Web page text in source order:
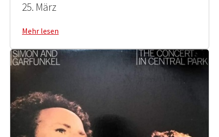
25. März
Mehr lesen